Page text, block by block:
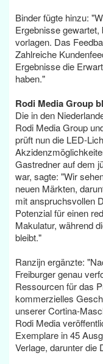
Binder fügte hinzu:
Ergebnisse
vorlagen. Das
Zahlreiche
Ergebnisse die
haben."
Rodi Media Group
Die in den
Rodi Media Group
prüft nun die LED-
Gastredner auf dem
war, sagte: "Wir
neuen Märkten,
mit anspruchsvollen
Potenzial für einen
Makulatur, während
bleibt."
Ranzijn ergänzte:
Freiburger genau
Ressourcen für das
kommerzielles
unserer Cortina-
Rodi Media
Exemplare in 45
Verlage, darunter die